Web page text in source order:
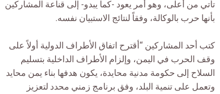
تأتي من أعلى، وهو أمر يعود -كما يبدو- إلى قناعة المشاركين
بأنها حرب بالوكالة، وفقاً لنتائج الاستبيان نفسه.
كتب أحد المشاركين “أقترح اتفاق الأطراف الدولية أولاً على
وقف الحرب في اليمن، وإلزام الأطراف الداخلية بتسليم
السلاح إلى حكومة مدنية محايدة، يكون هدفها بناء يمن محايد
وتعمل على تنمية البلد، وفق برنامج زمني محدد لتعزيز